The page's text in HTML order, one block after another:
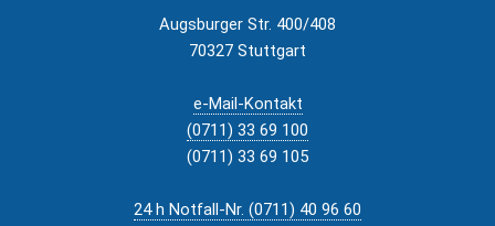
Augsburger Str. 400/408
70327 Stuttgart
e-Mail-Kontakt
(0711) 33 69 100
(0711) 33 69 105
24 h Notfall-Nr. (0711) 40 96 60